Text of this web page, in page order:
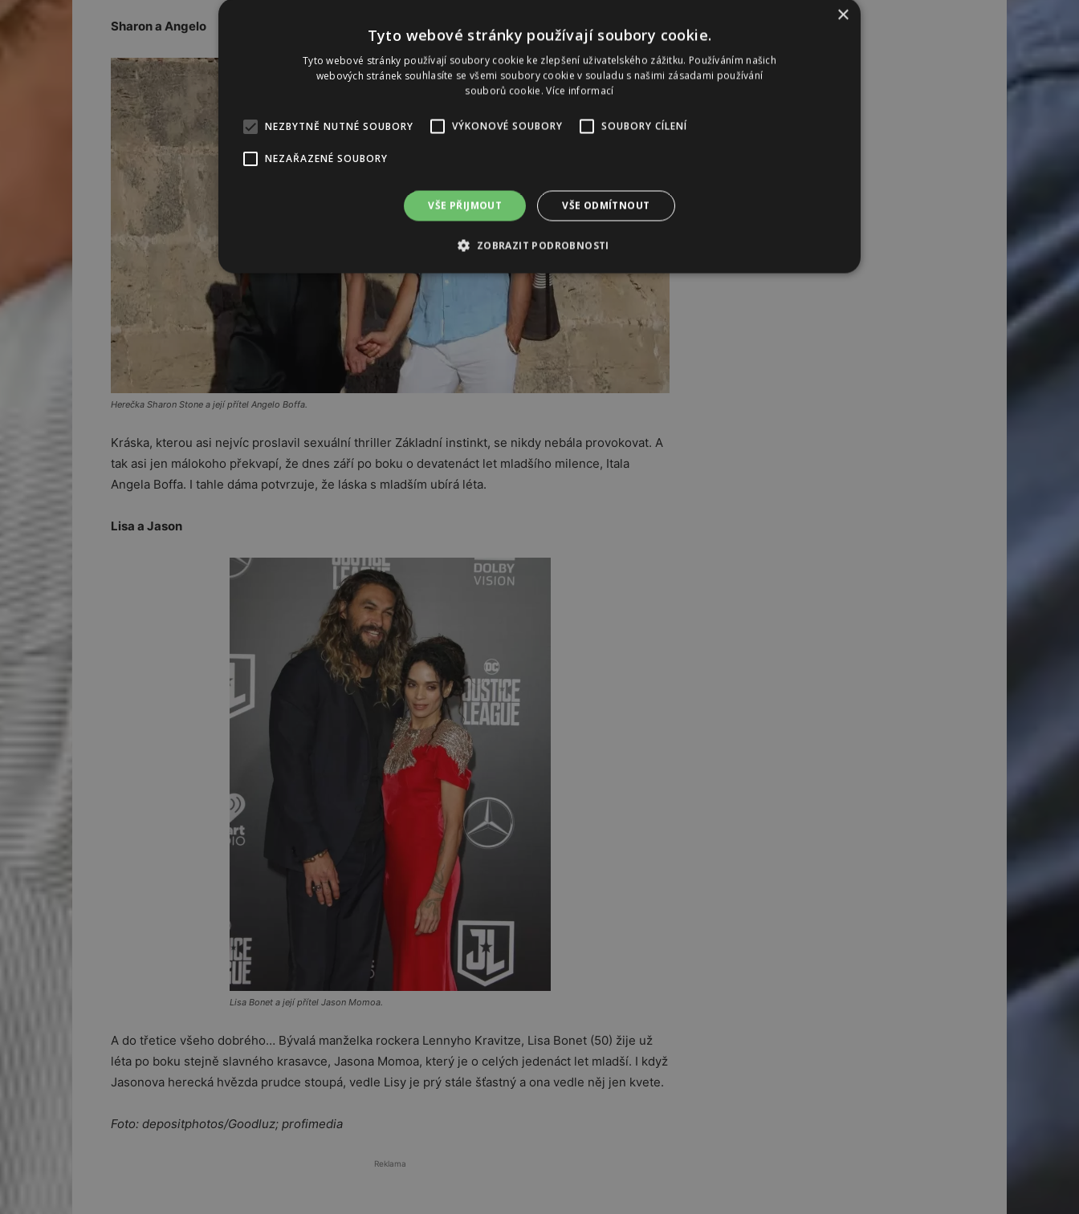
Sharon a Angelo
Herečka Sharon Stone a její přítel Angelo Boffa.
Kráska, kterou asi nejvíc proslavil sexuální thriller Základní instinkt, se nikdy nebála provokovat. A
tak asi jen málokoho překvapí, že dnes září po boku o devatenáct let mladšího milence, Itala
Angela Boffa. I tahle dáma potvrzuje, že láska s mladším ubírá léta.
Lisa a Jason
Lisa Bonet a její přítel Jason Momoa.
A do třetice všeho dobrého… Bývalá manželka rockera Lennyho Kravitze, Lisa Bonet (50) žije už
léta po boku stejně slavného krasavce, Jasona Momoa, který je o celých jedenáct let mladší. I když
Jasonova herecká hvězda prudce stoupá, vedle Lisy je prý stále šťastný a ona vedle něj jen kvete.
Foto: depositphotos/Goodluz; profimedia
Reklama
×
Tyto webové stránky používají soubory cookie.
Tyto webové stránky používají soubory cookie ke zlepšení uživatelského zážitku. Používáním našich
webových stránek souhlasíte se všemi soubory cookie v souladu s našimi zásadami používání
souborů cookie.Více informací
NEZBYTNĚ NUTNÉ SOUBORY VÝKONOVÉ SOUBORY SOUBORY CÍLENÍ
NEZAŘAZENÉ SOUBORY
VŠE PŘIJMOUT VŠE ODMÍTNOUT
ZOBRAZIT PODROBNOSTI